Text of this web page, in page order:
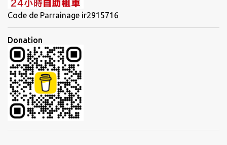
Code de Parrainage ir2915716
Donation